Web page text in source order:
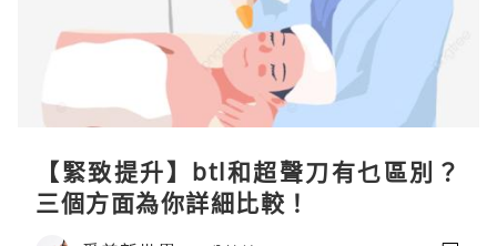
【緊致提升】btl和超聲刀有乜區別？
三個方面為你詳細比較！